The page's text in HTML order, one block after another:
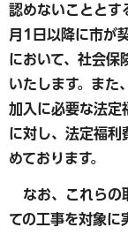
認めないこととす
月1日以降に市が
において、社会保
いたします。また
加入に必要な法定
に対し、法定福利
めております。
なお、これらの
ての工事を対象に